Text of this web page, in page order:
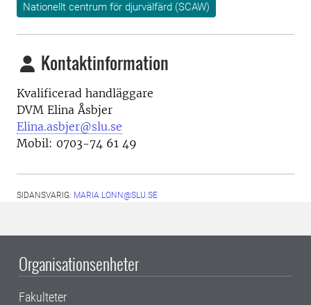
Nationellt centrum för djurvälfärd (SCAW)
Kontaktinformation
Kvalificerad handläggare
DVM Elina Åsbjer
Elina.asbjer@slu.se
Mobil: 0703-74 61 49
SIDANSVARIG: MARIA.LONN@SLU.SE
Organisationsenheter
Fakulteter